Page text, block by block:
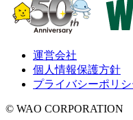
運営会社
個人情報保護方針
プライバシーポリシ
© WAO CORPORATION